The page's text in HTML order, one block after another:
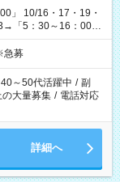
」 10/16・17・19・
「5：30～16：00」
～26：00」
00～23：00」 ＊
募
40～50代活躍中 / 副
の大量募集 / 電話対応
詳細へ